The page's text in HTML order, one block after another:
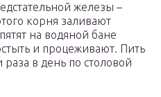
железы –
корня заливают
на водяной бане
и процеживают. Пить
раза в день по столовой